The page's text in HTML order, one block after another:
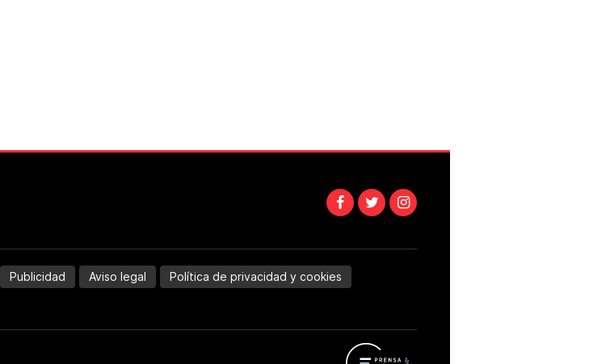
Publicidad Aviso legal
Política de privacidad y cookies